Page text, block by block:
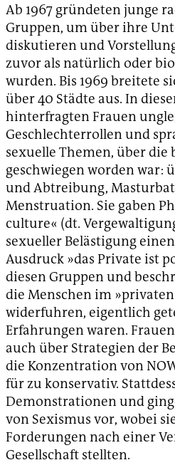
Ab 1967 gründeten junge
Gruppen, um über ihre
diskutieren und
zuvor als natürlich oder
wurden. Bis 1969 breitete
über 40 Städte aus. In
hinterfragten Frauen
Geschlechterrollen und
sexuelle Themen, über die
geschwiegen worden war:
und Abtreibung,
Menstruation. Sie gaben
culture« (dt.
sexueller Belästigung
Ausdruck »das Private ist
diesen Gruppen und
die Menschen im
widerfuhren, eigentlich
Erfahrungen waren.
auch über Strategien der
die Konzentration von
für zu konservativ.
Demonstrationen und
von Sexismus vor, wobei
Forderungen nach einer
Gesellschaft stellten.